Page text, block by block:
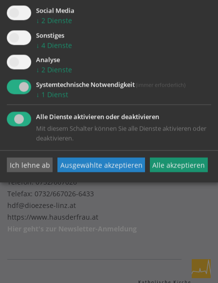
Datenschutz
Bildungs- und Begegnungszentrum Haus der Frau
Volksgartenstraße 18
4020 Linz
Telefon:0732/667026
Telefax: 0732/667026-6433
hdf@dioezese-linz.at
https://www.hausderfrau.at
Hier geht's zur Newsletter-Anmeldung
Social Media
↓ 2 Dienste
Sonstiges
↓ 4 Dienste
Analyse
↓ 2 Dienste
Systemtechnische Notwendigkeit (immer erforderlich)
↓ 1 Dienst
Alle Dienste aktivieren oder deaktivieren
Mit diesem Schalter können Sie alle Dienste aktivieren oder
deaktivieren.
Ich lehne ab Ausgewählte akzeptieren Alle akzeptieren